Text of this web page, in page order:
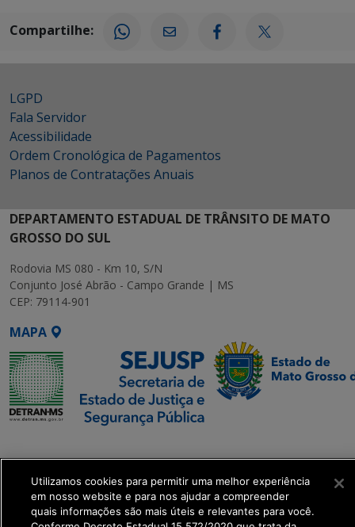
Compartilhe:
LGPD
Fala Servidor
Acessibilidade
Ordem Cronológica de Pagamentos
Planos de Contratações Anuais
DEPARTAMENTO ESTADUAL DE TRÂNSITO DE MATO
GROSSO DO SUL
Rodovia MS 080 - Km 10, S/N
Conjunto José Abrão - Campo Grande | MS
CEP: 79114-901
MAPA
Executiva de
Transformação Digital
Utilizamos cookies para permitir uma melhor experiência
em nosso website e para nos ajudar a compreender
quais informações são mais úteis e relevantes para você.